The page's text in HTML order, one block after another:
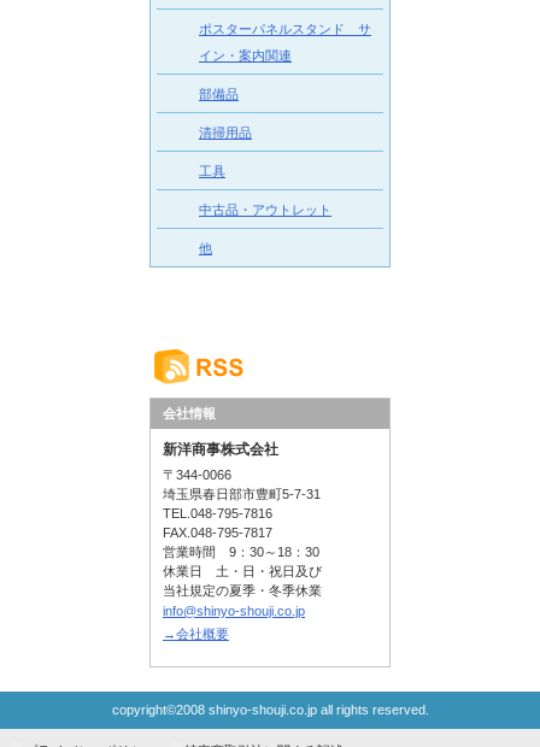
ポスターパネルスタンド サ
イン・案内関連
部備品
清掃用品
工具
中古品・アウトレット
他
会社情報
新洋商事株式会社
〒344-0066
埼玉県春日部市豊町5-7-31
TEL.048-795-7816
FAX.048-795-7817
営業時間 9：30～18：30
休業日 土・日・祝日及び
当社規定の夏季・冬季休業
info@shinyo-shouji.co.jp
→会社概要
copyright©2008 shinyo-shouji.co.jp all rights reserved.